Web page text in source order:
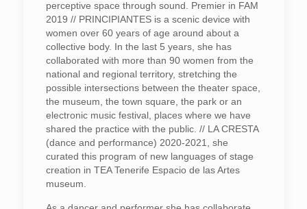
perceptive space through sound. Premier in FAM
2019 // PRINCIPIANTES is a scenic device with
women over 60 years of age around about a
collective body. In the last 5 years, she has
collaborated with more than 90 women from the
national and regional territory, stretching the
possible intersections between the theater space,
the museum, the town square, the park or an
electronic music festival, places where we have
shared the practice with the public. // LA CRESTA
(dance and performance) 2020-2021, she
curated this program of new languages of stage
creation in TEA Tenerife Espacio de las Artes
museum.